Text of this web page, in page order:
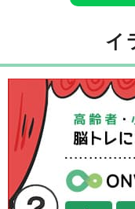
イ